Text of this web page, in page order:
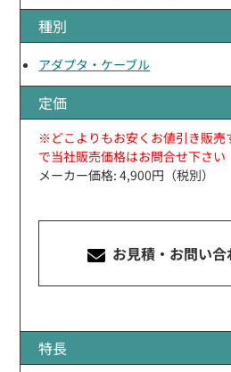
種別
アダプタ・ケーブル
定価
※どこよりもお安くお値引き販売
で当社販売価格はお問合せ下さい
メーカー価格: 4,900円（税別）
お見積・お問い合
特長